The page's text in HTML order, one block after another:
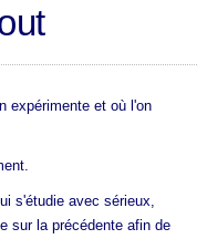
expérimente et où l'on
s'étudie avec sérieux,
sur la précédente afin de